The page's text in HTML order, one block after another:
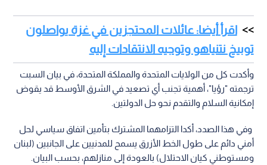
اقرأ أيضا: عائلات المحتجزين في غزة يواصلون
توبيخ نتنياهو وتوجيه الانتقادات إليه
وأكدت كل من الولايات المتحدة والمملكة المتحدة، في بيان السبت
ترجمته "رؤيا"، أهمية تجنب أي تصعيد في الشرق الأوسط قد يقوض
إمكانية السلام والتقدم نحو حل الدولتين.
وفي هذا الصدد، أكدا التزامهما المشترك بتأمين اتفاق سياسي لحل
أمني دائم على طول الخط الأزرق يسمح للمدنيين على الجانبين (لبنان
ومستوطني كيان الاحتلال) بالعودة إلى منازلهم، بحسب البيان.